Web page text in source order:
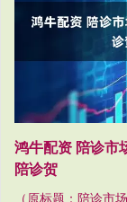
鸿牛配资 陪诊市
陪诊贺
（原标题：陪诊市